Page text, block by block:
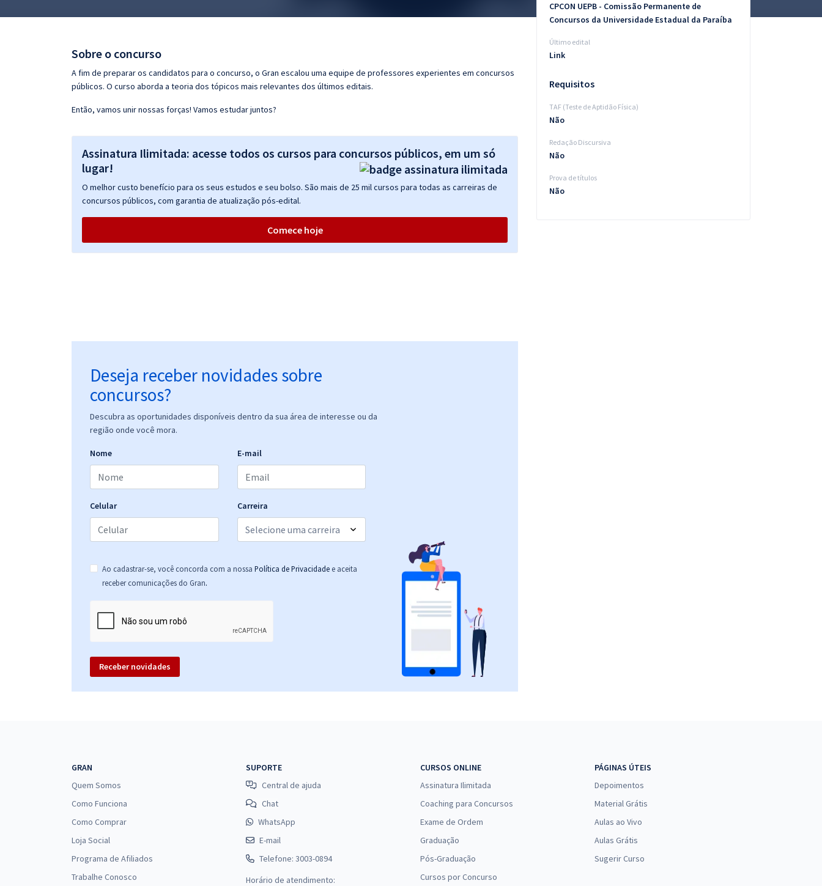
Conteúdo gratuito
Sobre o concurso
A fim de preparar os candidatos para o concurso, o Gran escalou uma equipe de professores experientes em concursos
públicos. O curso aborda a teoria dos tópicos mais relevantes dos últimos editais.
Então, vamos unir nossas forças! Vamos estudar juntos?
Assinatura Ilimitada: acesse todos os cursos para concursos públicos, em um só
lugar!
O melhor custo benefício para os seus estudos e seu bolso. São mais de 25 mil cursos para todas as carreiras de
concursos públicos, com garantia de atualização pós-edital.
Comece hoje
Deseja receber novidades sobre
concursos?
Descubra as oportunidades disponíveis dentro da sua área de interesse ou da
região onde você mora.
Nome E-mail
Celular Carreira
Ao cadastrar-se, você concorda com a nossa Política de Privacidade e aceita
receber comunicações do Gran.
Receber novidades
CPCON UEPB - Comissão Permanente de
Concursos da Universidade Estadual da Paraíba
Último edital
Link
Requisitos
TAF (Teste de Aptidão Física)
Não
Redação Discursiva
Não
Prova de títulos
Não
GRAN
Quem Somos
Como Funciona
Como Comprar
Loja Social
Programa de Afiliados
Trabalhe Conosco
SUPORTE
Central de ajuda
Chat
WhatsApp
E-mail
Telefone: 3003-0894
Horário de atendimento:
CURSOS ONLINE
Assinatura Ilimitada
Coaching para Concursos
Exame de Ordem
Graduação
Pós-Graduação
Cursos por Concurso
PÁGINAS ÚTEIS
Depoimentos
Material Grátis
Aulas ao Vivo
Aulas Grátis
Sugerir Curso